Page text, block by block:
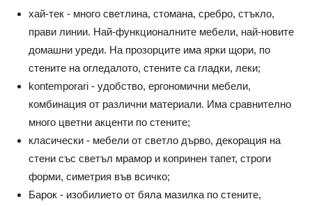
хай-тек - много светлина, стомана, сребро, стъкло,
прави линии. Най-функционалните мебели, най-новите
домашни уреди. На прозорците има ярки щори, по
стените на огледалото, стените са гладки, леки;
kontemporari - удобство, ергономични мебели,
комбинация от различни материали. Има сравнително
много цветни акценти по стените;
класически - мебели от светло дърво, декорация на
стени със светъл мрамор и копринен тапет, строги
форми, симетрия във всичко;
Барок - изобилието от бяла мазилка по стените,